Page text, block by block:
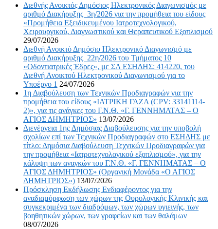
Διεθνής Ανοικτός Δημόσιος Ηλεκτρονικός Διαγωνισμός με
αριθμό Διακήρυξης 3η/2026 για την προμήθεια του είδους
«Προμήθεια Εξειδικευμένου Ιατροτεχνολογικού,
Χειρουργικού, Διαγνωστικού και Θεραπευτικού Εξοπλισμού
29/07/2026
Διεθνή Ανοικτό Δημόσιο Ηλεκτρονικό Διαγωνισμό με
αριθμό Διακήρυξης 22η/2026 του Τμήματος 10
«Οδοντιατρικές Έδρες», με ΣΑ ΕΣΗΔΗΣ: 414220, του
Διεθνή Ανοικτού Ηλεκτρονικού Διαγωνισμού για το
Υποέργο 1 24/07/2026
1η ∆ιαβούλευση των Τεχνικών Προδιαγραφών για την
προμήθεια του είδους «ΙΑΤΡΙΚΗ ΓΑΖΑ (CPV: 33141114-
2)», για τις ανάγκες του Γ.Ν.Θ. «Γ. ΓΕΝΝΗΜΑΤΑΣ – Ο
ΑΓΙΟΣ ΔΗΜΗΤΡΙΟΣ» 13/07/2026
∆ιενέργεια 1ης ∆ηµόσιας ∆ιαβούλευσης για την υποβολή
σχολίων επί των Τεχνικών Προδιαγραφών στο ΕΣΗΔΗΣ με
τίτλο: Δημόσια Διαβούλευση Τεχνικών Προδιαγραφών για
την προμήθεια «Ιατροτεχνολογικού εξοπλισμού», για την
κάλυψη των αναγκών του Γ.Ν.Θ. «Γ. ΓΕΝΝΗΜΑΤΑΣ – Ο
ΑΓΙΟΣ ΔΗΜΗΤΡΙΟΣ» (Οργανική Μονάδα «Ο ΑΓΙΟΣ
ΔΗΜΗΤΡΙΟΣ») 13/07/2026
Πρόσκληση Εκδήλωσης Ενδιαφέροντος για την
αναδιαμόρφωση των χώρων της Ουρολογικής Κλινικής και
συγκεκριμένα των διαδρόμων, των χώρων υγιεινής, των
βοηθητικών χώρων, των γραφείων και των θαλάμων
08/07/2026